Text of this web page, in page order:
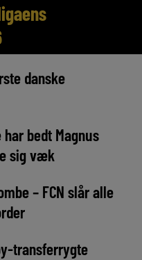
danske
bedt Magnus
sig væk
– FCN slår alle
transferrygte